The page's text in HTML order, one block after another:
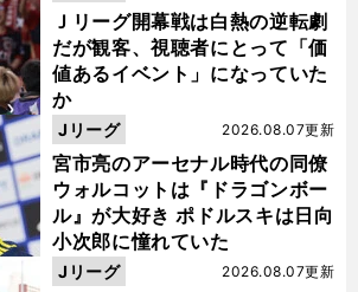
Ｊリーグ開幕戦は白熱の逆転劇
だが観客、視聴者にとって「価
値あるイベント」になっていた
か
宮市亮のアーセナル時代の同僚
ウォルコットは『ドラゴンボー
ル』が大好き ポドルスキは日向
小次郎に憧れていた
2026.08.07更新
Jリーグ
2026.08.07更新
Jリーグ